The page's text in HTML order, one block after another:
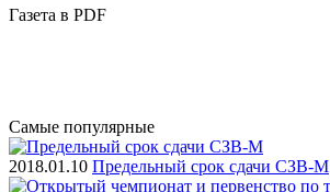
Газета в PDF
Самые популярные
2018.01.10 Предельный срок сдачи СЗВ-М